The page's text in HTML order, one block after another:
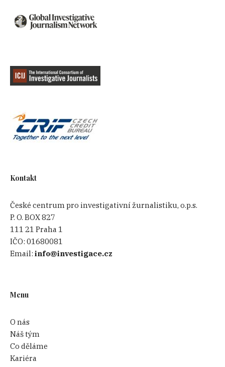
Kontakt
České centrum pro investigativní žurnalistiku, o.p.s.
P. O. BOX 827
111 21 Praha 1
IČO:01680081
Email:info@investigace.cz
Menu
O nás
Náš tým
Co děláme
Kariéra